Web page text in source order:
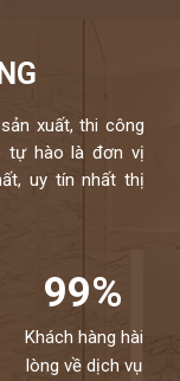
xuất, thi công
tự hào là đơn vị
uy tín nhất thị
99%
Khách hàng hài
lòng về dịch vụ